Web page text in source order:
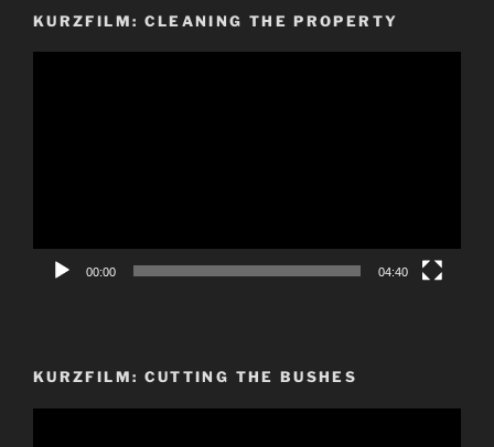
KURZFILM: CLEANING THE PROPERTY
00:00 04:40
KURZFILM: CUTTING THE BUSHES